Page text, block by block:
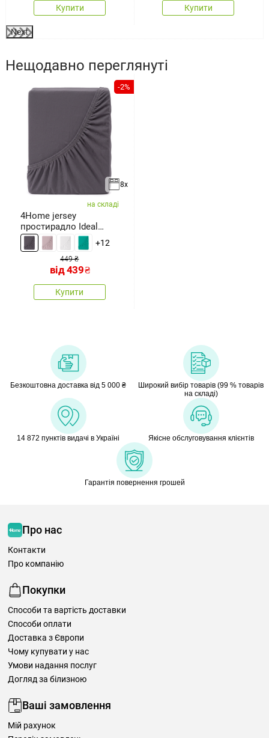
Купити Купити
Next
Нещодавно переглянуті
-2%
8x
на складі
4Home jersey
простирадло Ideal
антрацит, 70 x
+12
449 ₴
від439₴
Купити
Безкоштовна доставка від 5 000 ₴
Широкий вибір товарів (99 % товарів
на складі)
14 872 пунктів видачі в Україні Якісне обслуговування клієнтів
Гарантія повернення грошей
Про нас
Контакти
Про компанію
Покупки
Способи та вартість доставки
Способи оплати
Доставка з Європи
Чому купувати у нас
Умови надання послуг
Догляд за білизною
Ваші замовлення
Мій рахунок